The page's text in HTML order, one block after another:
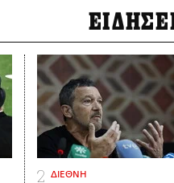
ΔΙΕΘΝΗ